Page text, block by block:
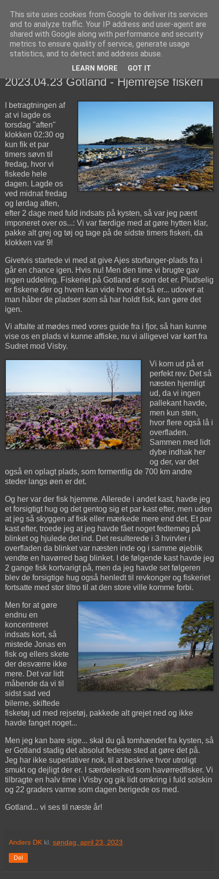
fiskedagbog.dk
Havørredfiskeri, tordenvejr og rav i (en skøn?) tre-enighed
2023.04.23 Gotland - Hjemrejse fiskeri
I betragtningen af
at vi lagde os
torsdag "aften"
klokken 02:30 og
kun fik et par
timers søvn til
fredag, hvor vi
fiskede hele
dagen. Lagde os
ved midnat fredag
og lørdag aften,
efter 2 dage med fuld indsats på kysten, så var jeg pænt
imponeret over os...: Vi var færdige med at gøre hytten klar,
pakke alt grej og tøj og tage på de sidste timers fiskeri, da
klokken var 9!
Givetvis startede vi med at give Ajes storfanger-plads fra i
går en chance igen. Hvis nu! Men den time vi brugte gav
ingen uddeling. Fiskeriet på Gotland er som det er. Pludselig
er fiskene der og hvem kan vide hvor det så er... udover at
man håber de pladser som så har holdt fisk, kan gøre det
igen.
Vi aftalte at mødes med vores guide fra i fjor, så han kunne
vise os en plads vi kunne affiske, nu vi alligevel var kørt fra
Sudret mod Visby.
Vi kom ud på et
perfekt rev. Det så
næsten hjemligt
ud, da vi ingen
pallekant havde,
men kun sten,
hvor flere også lå i
overfladen.
Sammen med lidt
dybe indhak her
og der, var det
også en oplagt plads, som formentlig de 700 km andre
steder langs øen er det.
Og her var der fisk hjemme. Allerede i andet kast, havde jeg
et forsigtigt hug og det gentog sig et par kast efter, men uden
at jeg så skyggen af fisk eller mærkede mere end det. Et par
kast efter, troede jeg at jeg havde fået noget fedtemøg på
blinket og hjulede det ind. Det resulterede i 3 hvirvler i
overfladen da blinket var næsten inde og i samme øjeblik
vendte en havørred bag blinket. I de følgende kast havde jeg
2 gange fisk kortvarigt på, men da jeg havde set følgeren
blev de forsigtige hug også henledt til revkonger og fiskeriet
fortsatte med stor tiltro til at den store ville komme forbi.
Men for at gøre
endnu en
koncentreret
indsats kort, så
mistede Jonas en
fisk og ellers skete
der desværre ikke
mere. Det var lidt
måbende da vi til
sidst sad ved
bilerne, skiftede
fisketøj ud med rejsetøj, pakkede alt grejet ned og ikke
havde fanget noget...
Men jeg kan bare sige... skal du gå tomhændet fra kysten, så
er Gotland stadig det absolut fedeste sted at gøre det på.
Jeg har ikke superlativer nok, til at beskrive hvor utroligt
smukt og dejligt der er. I særdeleshed som havørredfisker. Vi
tilbragte en halv time i Visby og gik lidt omkring i fuld solskin
og 22 graders varme som dagen berigede os med.
Gotland... vi ses til næste år!
Anders DK kl. søndag, april 23, 2023
Del
This site uses cookies from Google to deliver its services
and to analyze traffic. Your IP address and user-agent are
shared with Google along with performance and security
metrics to ensure quality of service, generate usage
statistics, and to detect and address abuse.
LEARN MORE GOT IT